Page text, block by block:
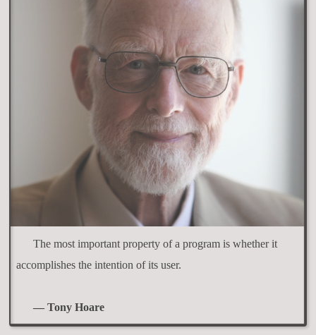
The most important property of a program is whether it
accomplishes the intention of its user.
— Tony Hoare